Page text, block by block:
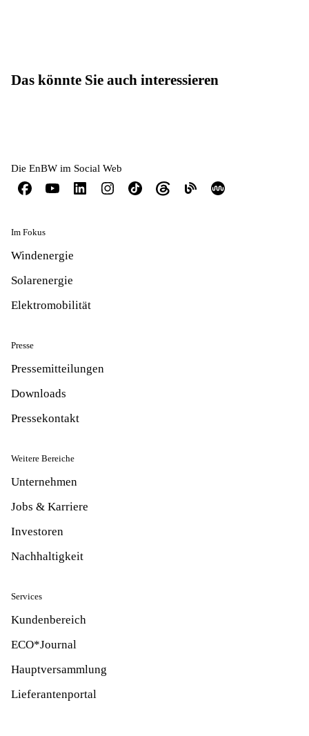
Das könnte Sie auch interessieren
Die EnBW im Social Web
Im Fokus
Windenergie
Solarenergie
Elektromobilität
Presse
Pressemitteilungen
Downloads
Pressekontakt
Weitere Bereiche
Unternehmen
Jobs & Karriere
Investoren
Nachhaltigkeit
Services
Kundenbereich
ECO*Journal
Hauptversammlung
Lieferantenportal